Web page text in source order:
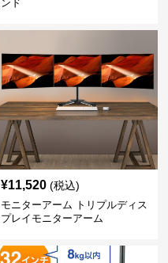
ンド
¥11,520 (税込)
モニターアーム トリプルディス
プレイモニターアーム